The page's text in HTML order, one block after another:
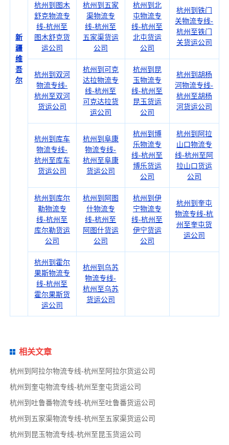
新
疆
维
吾
尔
杭州到图木
舒克物流专
线-杭州至
图木舒克货
运公司
杭州到五家
渠物流专
线-杭州至
五家渠货运
公司
杭州到北
屯物流专
线-杭州至
北屯货运
公司
杭州到铁门
关物流专线-
杭州至铁门
关货运公司
杭州到双河
物流专线-
杭州至双河
货运公司
杭州到可克
达拉物流专
线-杭州至
可克达拉货
运公司
杭州到昆
玉物流专
线-杭州至
昆玉货运
公司
杭州到胡杨
河物流专线-
杭州至胡杨
河货运公司
杭州到库车
物流专线-
杭州至库车
货运公司
杭州到阜康
物流专线-
杭州至阜康
货运公司
杭州到博
乐物流专
线-杭州至
博乐货运
公司
杭州到阿拉
山口物流专
线-杭州至阿
拉山口货运
公司
杭州到库尔
勒物流专
线-杭州至
库尔勒货运
公司
杭州到阿图
什物流专
线-杭州至
阿图什货运
公司
杭州到伊
宁物流专
线-杭州至
伊宁货运
公司
杭州到奎屯
物流专线-杭
州至奎屯货
运公司
杭州到霍尔
果斯物流专
线-杭州至
霍尔果斯货
运公司
杭州到乌苏
物流专线-
杭州至乌苏
货运公司
相关文章
杭州到阿拉尔物流专线-杭州至阿拉尔货运公司
杭州到奎屯物流专线-杭州至奎屯货运公司
杭州到吐鲁番物流专线-杭州至吐鲁番货运公司
杭州到五家渠物流专线-杭州至五家渠货运公司
杭州到昆玉物流专线-杭州至昆玉货运公司